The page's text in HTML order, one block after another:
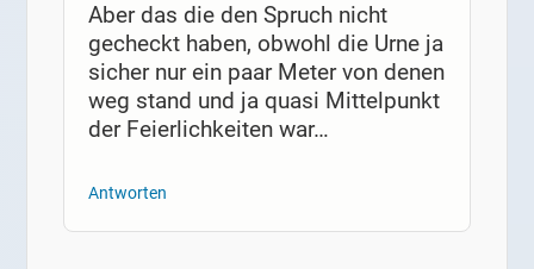
Aber das die den Spruch nicht
gecheckt haben, obwohl die Urne ja
sicher nur ein paar Meter von denen
weg stand und ja quasi Mittelpunkt
der Feierlichkeiten war…
Antworten